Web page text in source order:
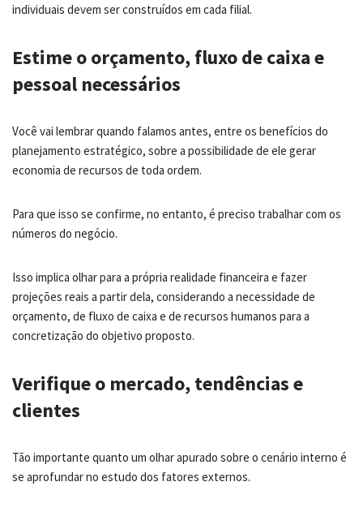
individuais devem ser construídos em cada filial.
Estime o orçamento, fluxo de caixa e
pessoal necessários
Você vai lembrar quando falamos antes, entre os benefícios do
planejamento estratégico, sobre a possibilidade de ele gerar
economia de recursos de toda ordem.
Para que isso se confirme, no entanto, é preciso trabalhar com os
números do negócio.
Isso implica olhar para a própria realidade financeira e fazer
projeções reais a partir dela, considerando a necessidade de
orçamento, de fluxo de caixa e de recursos humanos para a
concretização do objetivo proposto.
Verifique o mercado, tendências e
clientes
Tão importante quanto um olhar apurado sobre o cenário interno é
se aprofundar no estudo dos fatores externos.